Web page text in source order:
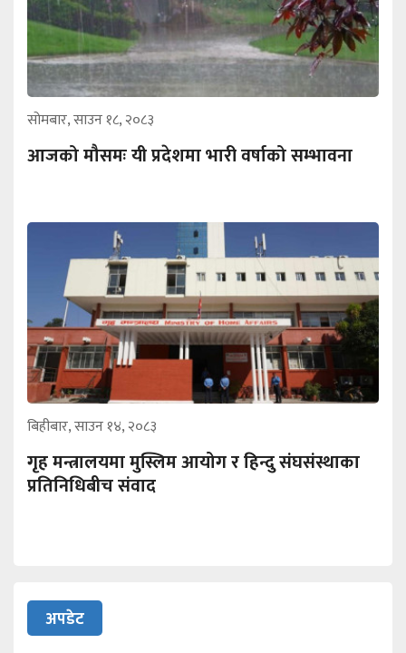
सोमबार, साउन १८, २०८३
आजको मौसमः यी प्रदेशमा भारी वर्षाको सम्भावना
बिहीबार, साउन १४, २०८३
गृह मन्त्रालयमा मुस्लिम आयोग र हिन्दु संघसंस्थाका
प्रतिनिधिबीच संवाद
अपडेट